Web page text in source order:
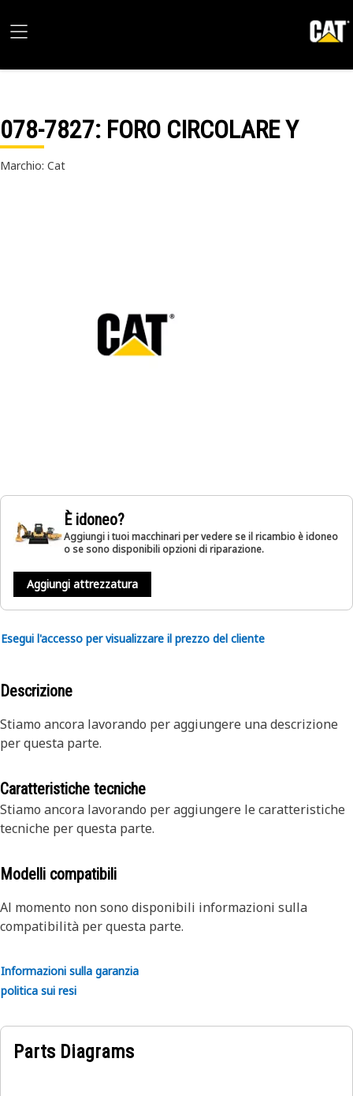
078-7827: FORO CIRCOLARE Y
Marchio: Cat
È idoneo?
Aggiungi i tuoi macchinari per vedere se il ricambio è idoneo
o se sono disponibili opzioni di riparazione.
Aggiungi attrezzatura
Esegui l'accesso per visualizzare il prezzo del cliente
Descrizione
Stiamo ancora lavorando per aggiungere una descrizione
per questa parte.
Caratteristiche tecniche
Stiamo ancora lavorando per aggiungere le caratteristiche
tecniche per questa parte.
Modelli compatibili
Al momento non sono disponibili informazioni sulla
compatibilità per questa parte.
Informazioni sulla garanzia
politica sui resi
Parts Diagrams